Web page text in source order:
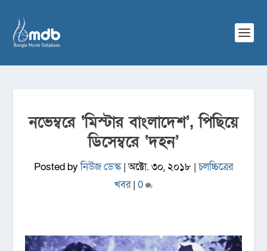
নভেম্বরে ‘মিস্টার বাংলাদেশ’, পিছিয়ে
ডিসেম্বরে ‘দহন’
Posted byনিউজ ডেস্ক|অক্টো. ৩০, ২০১৮ |চলচ্চিত্রের
খবর| 0